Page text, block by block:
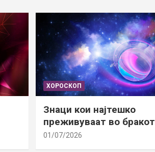
ХОРОСКОП
Знаци кои најтешко
преживуваат во бракот
01/07/2026